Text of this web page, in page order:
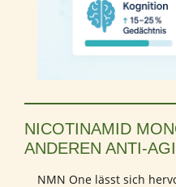
NICOTINAMID
ANDEREN ANTI-
NMN One lässt sich